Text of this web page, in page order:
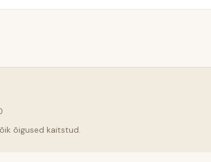
õigused kaitstud.